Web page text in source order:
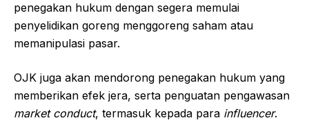
penegakan hukum dengan segera memulai
penyelidikan goreng menggoreng saham atau
memanipulasi pasar.
OJK juga akan mendorong penegakan hukum yang
memberikan efek jera, serta penguatan pengawasan
market conduct, termasuk kepada para influencer.